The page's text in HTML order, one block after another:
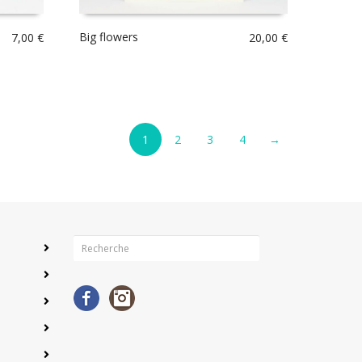
7,00 € Big flowers 20,00€
1 2 3 4 →
Facebook